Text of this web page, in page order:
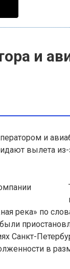
и
и
вылета
река» по
Санкт-
в